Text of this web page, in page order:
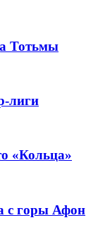
Тотьмы
лиги
«Кольца»
с горы Афон